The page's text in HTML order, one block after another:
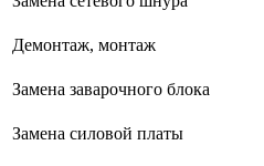
Демонтаж, монтаж
Замена заварочного блока
Замена силовой платы